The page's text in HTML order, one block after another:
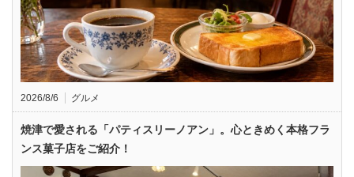
2026/8/6 グルメ
焼津で愛される「パティスリーノアン」。心ときめく本格フラ
ンス菓子店をご紹介！